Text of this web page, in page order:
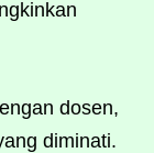
dosen,
diminati.